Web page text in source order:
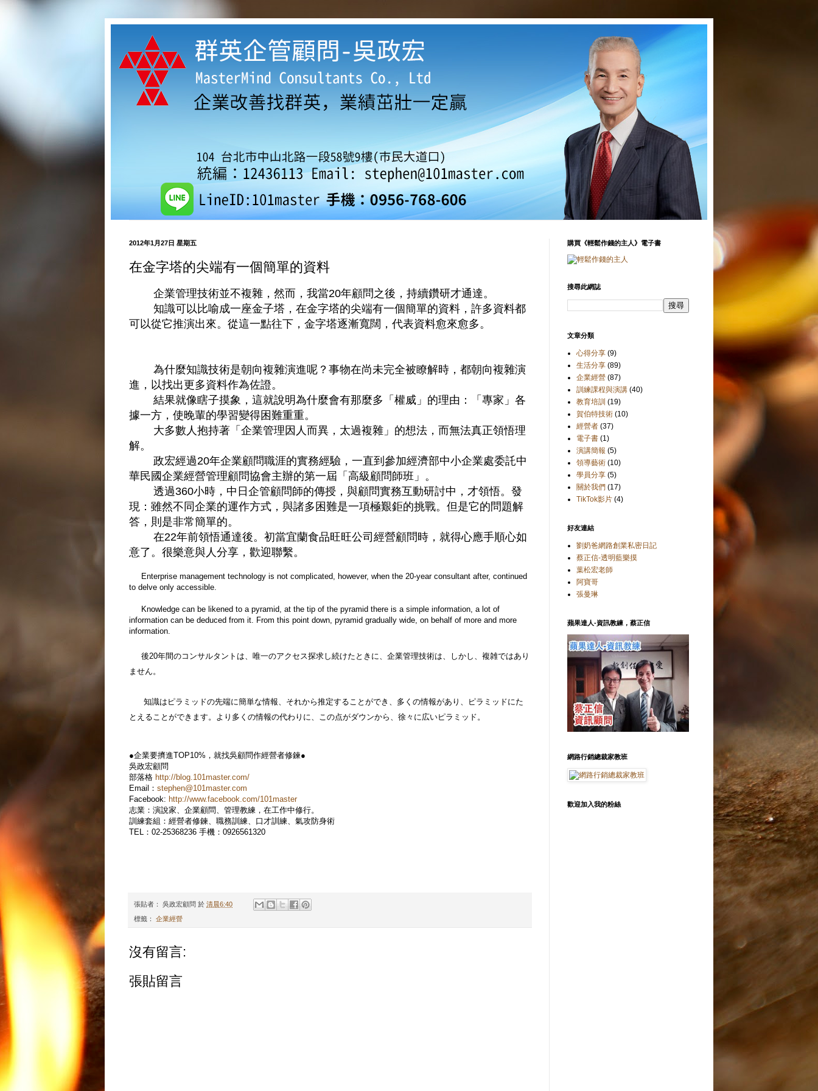
2012年1月27日 星期五
在金字塔的尖端有一個簡單的資料
企業管理技術並不複雜，然而，我當20年顧問之後，持續鑽研才通達。
知識可以比喻成一座金子塔，在金字塔的尖端有一個簡單的資料，許多資料都
可以從它推演出來。從這一點往下，金字塔逐漸寬闊，代表資料愈來愈多。
為什麼知識技術是朝向複雜演進呢？事物在尚未完全被瞭解時，都朝向複雜演
進，以找出更多資料作為佐證。
結果就像瞎子摸象，這就說明為什麼會有那麼多「權威」的理由：「專家」各
據一方，使晚輩的學習變得困難重重。
大多數人抱持著「企業管理因人而異，太過複雜」的想法，而無法真正領悟理
解。
政宏經過20年企業顧問職涯的實務經驗，一直到參加經濟部中小企業處委託中
華民國企業經營管理顧問協會主辦的第一屆「高級顧問師班」。
透過360小時，中日企管顧問師的傳授，與顧問實務互動研討中，才領悟。發
現：雖然不同企業的運作方式，與諸多困難是一項極艱鉅的挑戰。但是它的問題解
答，則是非常簡單的。
在22年前領悟通達後。初當宜蘭食品旺旺公司經營顧問時，就得心應手順心如
意了。很樂意與人分享，歡迎聯繫。
Enterprise management technology is not complicated, however, when the 20-year consultant after, continued
to delve only accessible.
Knowledge can be likened to a pyramid, at the tip of the pyramid there is a simple information, a lot of
information can be deduced from it. From this point down, pyramid gradually wide, on behalf of more and more
information.
後20年間のコンサルタントは、唯一のアクセス探求し続けたときに、企業管理技術は、しかし、複雑ではあり
ません。
知識はピラミッドの先端に簡単な情報、それから推定することができ、多くの情報があり、ピラミッドにた
とえることができます。より多くの情報の代わりに、この点がダウンから、徐々に広いピラミッド。
●企業要擠進TOP10%，就找吳顧問作經營者修鍊●
吳政宏顧問
部落格 http://blog.101master.com/
Email： stephen@101master.com
Facebook: http://www.facebook.com/101master
志業：演說家、企業顧問、管理教練，在工作中修行。
訓練套組：經營者修鍊、職務訓練、口才訓練、氣攻防身術
TEL：02-25368236 手機：0926561320
張貼者： 吳政宏顧問 於 清晨6:40
標籤： 企業經營
沒有留言:
張貼留言
購買《輕鬆作錢的主人》電子書
搜尋此網誌
文章分類
心得分享 (9)
生活分享 (89)
企業經營 (87)
訓練課程與演講 (40)
教育培訓 (19)
賀伯特技術 (10)
經營者 (37)
電子書 (1)
演講簡報 (5)
領導藝術 (10)
學員分享 (5)
關於我們 (17)
TikTok影片 (4)
好友連結
劉奶爸網路創業私密日記
蔡正信-透明藍樂摸
葉松宏老師
阿寶哥
張曼琳
蘋果達人-資訊教練，蔡正信
網路行銷總裁家教班
歡迎加入我的粉絲